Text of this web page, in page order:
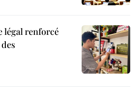
légal renforcé